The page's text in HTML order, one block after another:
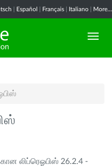
Español Français Italiano More...
லிப்ரெஓபிஸ் 26.2.4 -